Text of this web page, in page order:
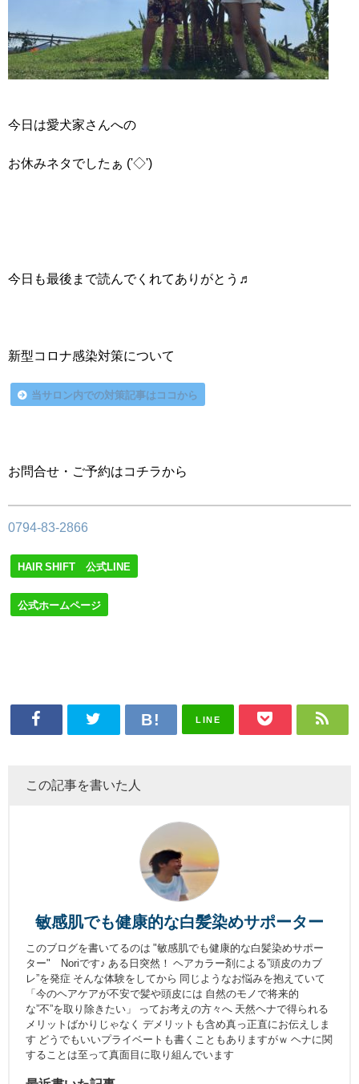
今日は愛犬家さんへの
お休みネタでしたぁ ('◇')ゞ
今日も最後まで読んでくれてありがとう♬
新型コロナ感染対策について
当サロン内での対策記事はココから
お問合せ・ご予約はコチラから
0794-83-2866
HAIR SHIFT 公式LINE
公式ホームページ
LINE
この記事を書いた人
敏感肌でも健康的な白髪染めサポーター
このブログを書いてるのは "敏感肌でも健康的な白髪染めサポー
ター" Noriです♪ ある日突然！ ヘアカラー剤による”頭皮のカブ
レ”を発症 そんな体験をしてから 同じようなお悩みを抱えていて
「今のヘアケアが不安で髪や頭皮には 自然のモノで将来的
な”不”を取り除きたい」 ってお考えの方々へ 天然ヘナで得られる
メリットばかりじゃなく デメリットも含め真っ正直にお伝えしま
す どうでもいいプライベートも書くこともありますがｗ ヘナに関
することは至って真面目に取り組んでいます